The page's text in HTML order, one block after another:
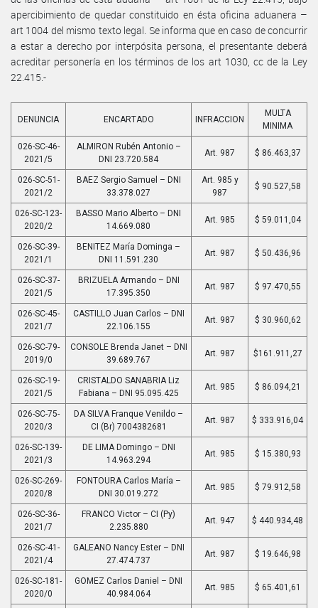
apercibimiento de quedar constituido en ésta oficina aduanera –
art 1004 del mismo texto legal. Se informa que en caso de concurrir
a estar a derecho por interpósita persona, el presentante deberá
acreditar personería en los términos de los art 1030, cc de la Ley
22.415.-
DENUNCIA ENCARTADO INFRACCION
MULTA
MINIMA
026-SC-46-
2021/5
ALMIRON Rubén Antonio –
DNI 23.720.584
Art. 987 $ 86.463,37
026-SC-51-
2021/2
BAEZ Sergio Samuel – DNI
33.378.027
Art. 985 y
987
$ 90.527,58
026-SC-123-
2020/2
BASSO Mario Alberto – DNI
14.669.080
Art. 985 $ 59.011,04
026-SC-39-
2021/1
BENITEZ María Dominga –
DNI 11.591.230
Art. 987 $ 50.436,96
026-SC-37-
2021/5
BRIZUELA Armando – DNI
17.395.350
Art. 987 $ 97.470,55
026-SC-45-
2021/7
CASTILLO Juan Carlos – DNI
22.106.155
Art. 987 $ 30.960,62
026-SC-79-
2019/0
CONSOLE Brenda Janet – DNI
39.689.767
Art. 987 $161.911,27
026-SC-19-
2021/5
CRISTALDO SANABRIA Liz
Fabiana – DNI 95.095.425
Art. 985 $ 86.094,21
026-SC-75-
2020/3
DA SILVA Franque Venildo –
CI (Br) 7004382681
Art. 987 $ 333.916,04
026-SC-139-
2021/3
DE LIMA Domingo – DNI
14.963.294
Art. 985 $ 15.380,93
026-SC-269-
2020/8
FONTOURA Carlos María –
DNI 30.019.272
Art. 985 $ 79.912,58
026-SC-36-
2021/7
FRANCO Victor – CI (Py)
2.235.880
Art. 947 $ 440.934,48
026-SC-41-
2021/4
GALEANO Nancy Ester – DNI
27.474.737
Art. 987 $ 19.646,98
026-SC-181-
2020/0
GOMEZ Carlos Daniel – DNI
40.984.064
Art. 985 $ 65.401,61